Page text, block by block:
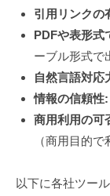
引用リンクの
PDFや表形式
ーブル形式で
自然言語対応
情報の信頼性:
商用利用の可
（商用目的で
以下に各社ツー